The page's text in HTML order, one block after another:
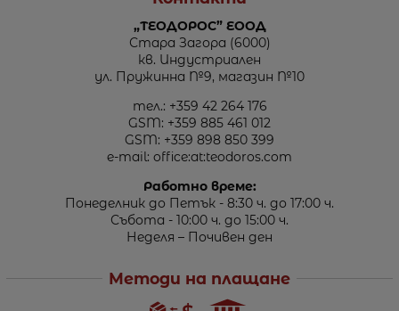
„ТЕОДОРОС” ЕООД
Стара Загора (6000)
кв. Индустриален
ул. Пружинна №9, магазин №10
тел.: +359 42 264 176
GSM: +359 885 461 012
GSM: +359 898 850 399
e-mail: office:at:teodoros.com
Работно време:
Понеделник до Петък - 8:30 ч. до 17:00 ч.
Събота - 10:00 ч. до 15:00 ч.
Неделя – Почивен ден
Методи на плащане